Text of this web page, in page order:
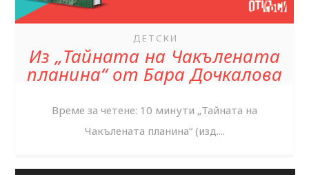
ДЕТСКИ
Из „Тайната на Чакълената
планина“ от Бара Дочкалова
Време за четене: 10 минути „Тайната на
Чакълената планина“ (изд....